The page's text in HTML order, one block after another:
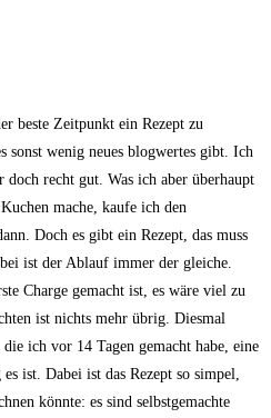
beste Zeitpunkt ein Rezept zu
wenig neues blogwertes gibt. Ich
doch recht gut. Was ich aber überhaupt
mache, kaufe ich den
Doch es gibt ein Rezept, das muss
ist der Ablauf immer der gleiche.
Charge gemacht ist, es wäre viel zu
ist nichts mehr übrig. Diesmal
ich vor 14 Tagen gemacht habe, eine
ist. Dabei ist das Rezept so simpel,
könnte: es sind selbstgemachte